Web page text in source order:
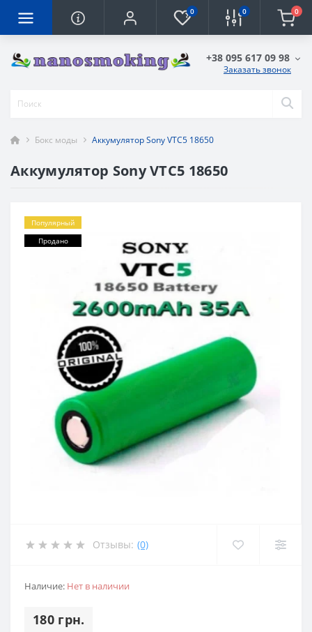
0 0 0
+38 095 617 09 98
Заказать звонок
Бокс моды Аккумулятор Sony VTC5 18650
Аккумулятор Sony VTC5 18650
Популярный
Продано
Отзывы: (0)
Наличие: Нет в наличии
180 грн.